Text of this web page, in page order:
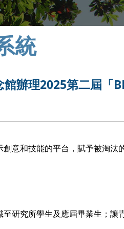
統
館辦理2025第二屆「
意和技能的平台，賦予被淘汰
研究所學生及應屆畢業生；讓